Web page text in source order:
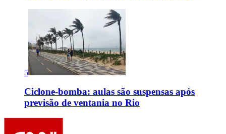
5
Ciclone-bomba: aulas são suspensas após
previsão de ventania no Rio